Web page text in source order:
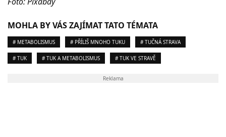
MOHLA BY VÁS ZAJÍMAT TATO TÉMATA
# METABOLISMUS # PŘÍLIŠ MNOHO TUKU # TUČNÁ STRAVA
# TUK # TUK A METABOLISMUS # TUK VE STRAVĚ
Reklama